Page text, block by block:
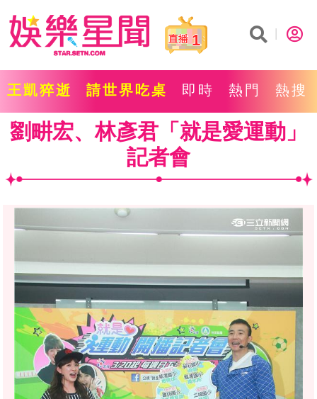
1
王凱猝逝 請世界吃桌 即時 熱門 熱搜
劉畊宏、林彥君「就是愛運動」
記者會